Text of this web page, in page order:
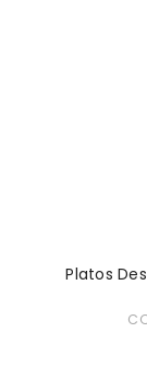
Platos